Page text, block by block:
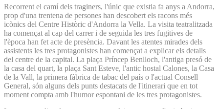
Recorrent el camí dels traginers, l'únic que existia fa anys a Andorra,
prop d'una trentena de persones han descobert els racons més
icònics del Centre Històric d'Andorra la Vella. La visita teatralitzada
ha començat al cap del carrer i de seguida les tres fugitives de
l'època han fet acte de presència. Davant les atentes mirades dels
assistents les tres protagonistes han començat a explicar els detalls
del centre de la capital. La plaça Príncep Benlloch, l'antiga presó de
la casa del quart, la plaça Sant Esteve, l'antic hostal Calones, la Casa
de la Vall, la primera fàbrica de tabac del país o l'actual Consell
General, són alguns dels punts destacats de l'itinerari que en tot
moment compta amb l'humor espontani de les tres protagonistes.